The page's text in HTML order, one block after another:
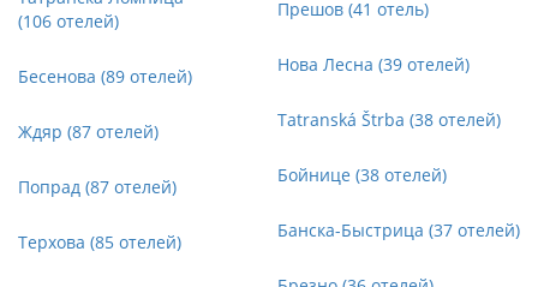
(106 отелей)
Бесенова (89 отелей)
Ждяр (87 отелей)
Попрад (87 отелей)
Терхова (85 отелей)
Прешов (41 отель)
Нова Лесна (39 отелей)
Tatranská Štrba (38 отелей)
Бойнице (38 отелей)
Банска-Быстрица (37 отелей)